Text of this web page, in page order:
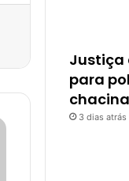
Justiça
para
3 dias atrás